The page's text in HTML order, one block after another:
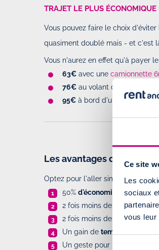
Ce site
Les
sociaux
vous leur
TRAJET LE PLUS
Vous pouvez faire le choix
quasiment doublé mais - et c'est
Vous n'aurez en effet qu'à payer
63€ avec une camionnette
76€ au volant d'un
95€ à bord d'un camion de
Les avantages de l'ALLER
Optez pour l'aller simple a de
50% d'économies
sur le
2 fois moins de risques
2 fois moins de
Un gain de temps
Un geste pour la